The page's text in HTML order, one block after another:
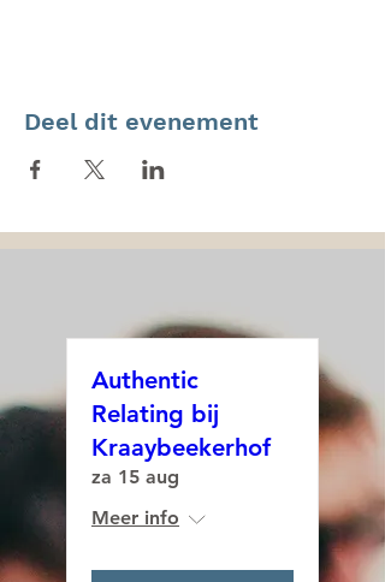
Deel dit evenement
Authentic
Relating bij
Kraaybeekerhof
za 15 aug
Meer info